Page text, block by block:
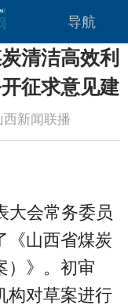
导航
清洁高效利
征求意见建
西新闻联播
大会常务委员
《山西省煤炭
）》。初审
构对草案进行